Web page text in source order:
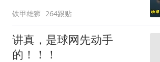
策
铁甲雄狮 264跟贴
讲真，是球网先动手
的！！！